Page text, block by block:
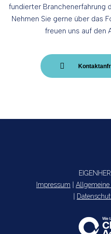
fundierter Branchenerfahrung
Nehmen Sie gerne über das
freuen uns auf den
Impressum
Allgemeine